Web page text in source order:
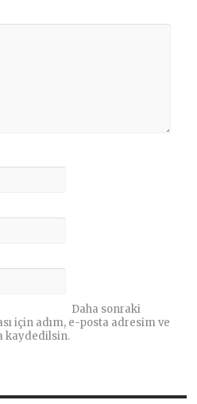
Daha sonraki
için adım, e-posta adresim ve
kaydedilsin.